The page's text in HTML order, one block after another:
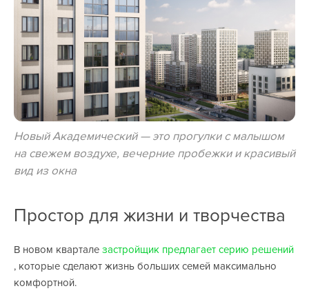
Новый Академический — это прогулки с малышом
на свежем воздухе, вечерние пробежки и красивый
вид из окна
Простор для жизни и творчества
В новом квартале застройщик предлагает серию решений
, которые сделают жизнь больших семей максимально
комфортной.